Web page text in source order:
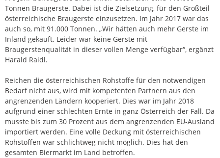
Tonnen Braugerste. Dabei ist die Zielsetzung, für den Großteil
österreichische Braugerste einzusetzen. Im Jahr 2017 war das
auch so, mit 91.000 Tonnen. „Wir hätten auch mehr Gerste im
Inland gekauft. Leider war keine Gerste mit
Braugerstenqualität in dieser vollen Menge verfügbar“, ergänzt
Harald Raidl.
Reichen die österreichischen Rohstoffe für den notwendigen
Bedarf nicht aus, wird mit kompetenten Partnern aus den
angrenzenden Ländern kooperiert. Dies war im Jahr 2018
aufgrund einer schlechten Ernte in ganz Österreich der Fall. Da
musste bis zum 30 Prozent aus dem angrenzenden EU-Ausland
importiert werden. Eine volle Deckung mit österreichischen
Rohstoffen war schlichtweg nicht möglich. Dies hat den
gesamten Biermarkt im Land betroffen.